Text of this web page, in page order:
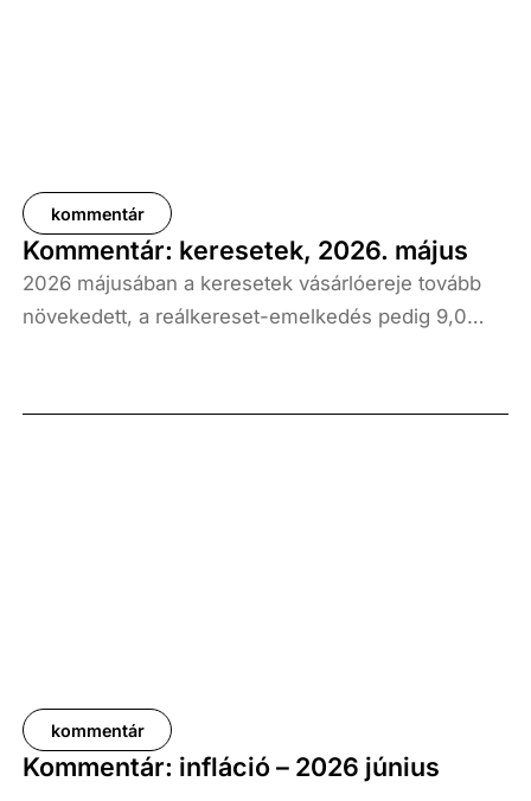
kommentár
Kommentár: keresetek, 2026. május
2026 májusában a keresetek vásárlóereje tovább
növekedett, a reálkereset-emelkedés pedig 9,0
százalékot, a nettóé 11,0 százalékot tett ki, emellett
kommentár
Kommentár: infláció – 2026 június